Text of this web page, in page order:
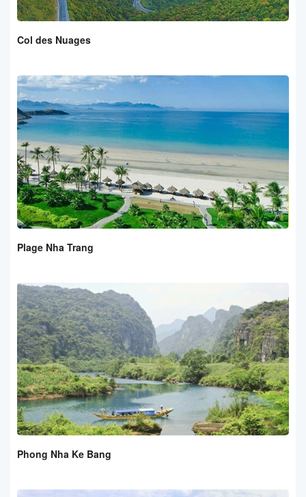
Col des Nuages
Plage Nha Trang
Phong Nha Ke Bang